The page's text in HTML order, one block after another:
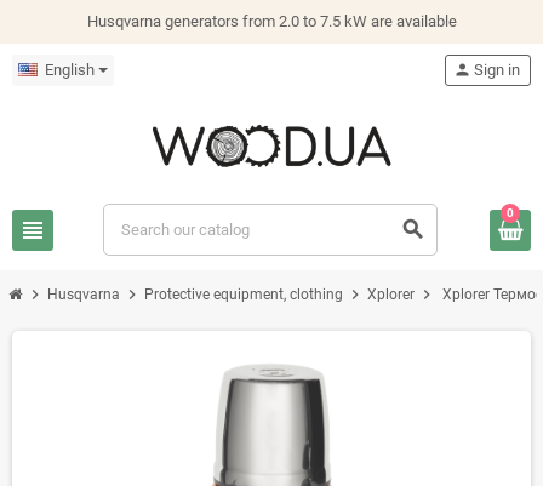
Husqvarna generators from 2.0 to 7.5 kW are available
English
view_headline search
person Sign in
0
chevron_right Husqvarna chevron_right Protective equipment, clothing chevron_right Xplorer chevron_right Xplorer Термос